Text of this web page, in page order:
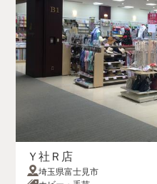
Ｙ社Ｒ店
埼玉県富士見市